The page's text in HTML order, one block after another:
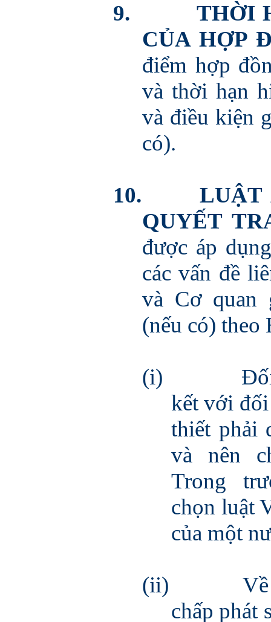
9.
THỜI
CỦA HỢP
điểm hợp
và thời hạn
và điều kiện
có).
10.
LUẬT
QUYẾT
được áp
các vấn đề
và Cơ quan
(nếu có) theo
(i)
kết với
thiết phải
và nên
Trong
chọn luật
của một
(ii)
chấp phát